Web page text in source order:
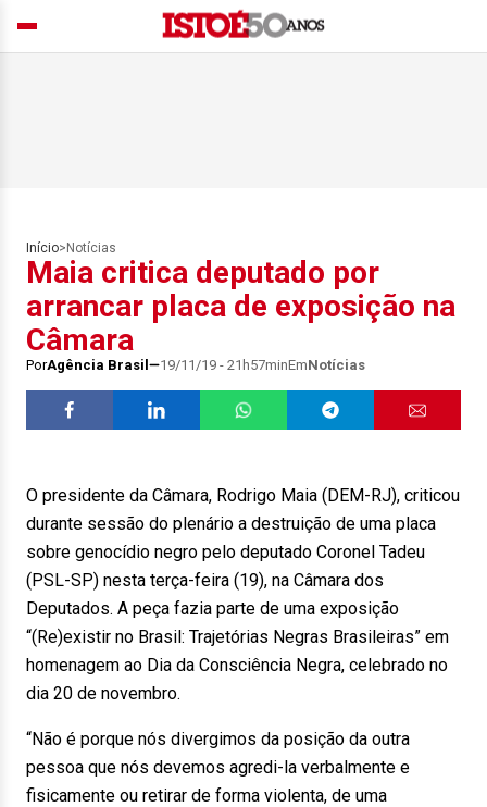
Início> Notícias
Maia critica deputado por
arrancar placa de exposição na
Câmara
PorAgência Brasil 19/11/19 - 21h57minEmNotícias
O presidente da Câmara, Rodrigo Maia (DEM-RJ), criticou
durante sessão do plenário a destruição de uma placa
sobre genocídio negro pelo deputado Coronel Tadeu
(PSL-SP) nesta terça-feira (19), na Câmara dos
Deputados. A peça fazia parte de uma exposição
“(Re)existir no Brasil: Trajetórias Negras Brasileiras” em
homenagem ao Dia da Consciência Negra, celebrado no
dia 20 de novembro.
“Não é porque nós divergimos da posição da outra
pessoa que nós devemos agredi-la verbalmente e
fisicamente ou retirar de forma violenta, de uma